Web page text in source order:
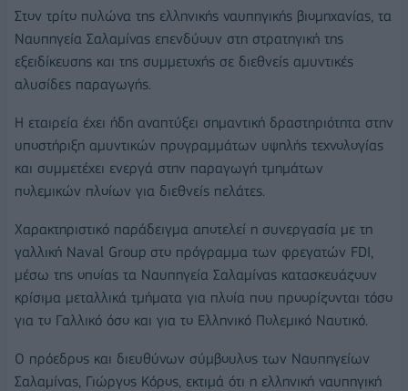
Στον τρίτο πυλώνα της ελληνικής ναυπηγικής βιομηχανίας, τα
Ναυπηγεία Σαλαμίνας επενδύουν στη στρατηγική της
εξειδίκευσης και της συμμετοχής σε διεθνείς αμυντικές
αλυσίδες παραγωγής.
Η εταιρεία έχει ήδη αναπτύξει σημαντική δραστηριότητα στην
υποστήριξη αμυντικών προγραμμάτων υψηλής τεχνολογίας
και συμμετέχει ενεργά στην παραγωγή τμημάτων
πολεμικών πλοίων για διεθνείς πελάτες.
Χαρακτηριστικό παράδειγμα αποτελεί η συνεργασία με τη
γαλλική Naval Group στο πρόγραμμα των φρεγατών FDI,
μέσω της οποίας τα Ναυπηγεία Σαλαμίνας κατασκευάζουν
κρίσιμα μεταλλικά τμήματα για πλοία που προορίζονται τόσο
για το Γαλλικό όσο και για το Ελληνικό Πολεμικό Ναυτικό.
Ο πρόεδρος και διευθύνων σύμβουλος των Ναυπηγείων
Σαλαμίνας, Γιώργος Κόρος, εκτιμά ότι η ελληνική ναυπηγική